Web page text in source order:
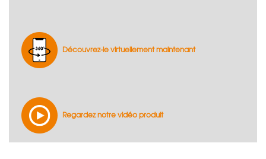
Découvrez-le virtuellement maintenant
Regardez notre vidéo produit